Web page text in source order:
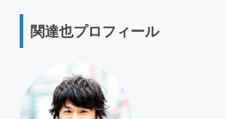
イ
ト
検
関達也プロフィール